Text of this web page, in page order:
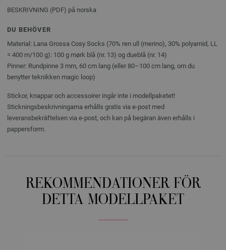
BESKRIVNING (PDF) på norska
DU BEHÖVER
Material: Lana Grossa Cosy Socks (70% ren ull (merino), 30% polyamid, LL
= 400 m/100 g): 100 g mørk blå (nr. 13) og dueblå (nr. 14)
Pinner: Rundpinne 3 mm, 60 cm lang (eller 80–100 cm lang, om du
benytter teknikken magic loop)
Stickor, knappar och accessoirer ingår inte i modellpaketet!
Stickningsbeskrivningarna erhålls gratis via e-post med
leveransbekräftelsen via e-post, och kan på begäran även erhålls i
pappersform.
REKOMMENDATIONER FÖR
DETTA MODELLPAKET